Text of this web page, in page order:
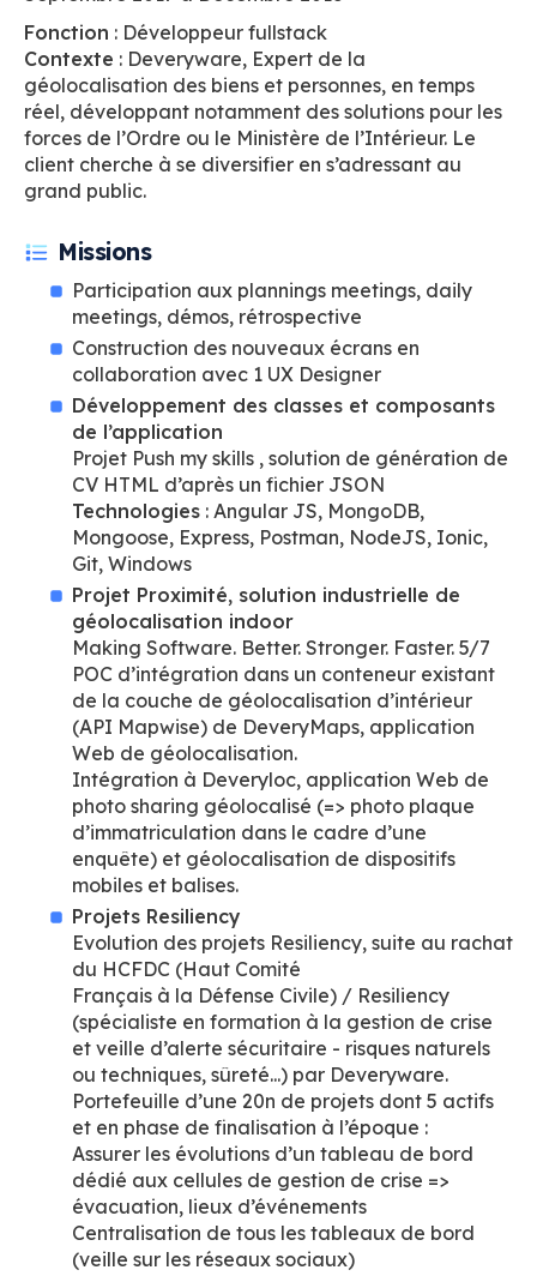
Fonction : Développeur fullstack
Contexte : Deveryware, Expert de la
géolocalisation des biens et personnes, en temps
réel, développant notamment des solutions pour les
forces de l’Ordre ou le Ministère de l’Intérieur. Le
client cherche à se diversifier en s’adressant au
grand public.
Missions
Participation aux plannings meetings, daily
meetings, démos, rétrospective
Construction des nouveaux écrans en
collaboration avec 1 UX Designer
Développement des classes et composants
de l’application
Projet Push my skills , solution de génération de
CV HTML d’après un fichier JSON
Technologies : Angular JS, MongoDB,
Mongoose, Express, Postman, NodeJS, Ionic,
Git, Windows
Projet Proximité, solution industrielle de
géolocalisation indoor
Making Software. Better. Stronger. Faster. 5/7
POC d’intégration dans un conteneur existant
de la couche de géolocalisation d’intérieur
(API Mapwise) de DeveryMaps, application
Web de géolocalisation.
Intégration à Deveryloc, application Web de
photo sharing géolocalisé (=> photo plaque
d’immatriculation dans le cadre d’une
enquête) et géolocalisation de dispositifs
mobiles et balises.
Projets Resiliency
Evolution des projets Resiliency, suite au rachat
du HCFDC (Haut Comité
Français à la Défense Civile) / Resiliency
(spécialiste en formation à la gestion de crise
et veille d’alerte sécuritaire - risques naturels
ou techniques, sûreté...) par Deveryware.
Portefeuille d’une 20n de projets dont 5 actifs
et en phase de finalisation à l’époque :
Assurer les évolutions d’un tableau de bord
dédié aux cellules de gestion de crise =>
évacuation, lieux d’événements
Centralisation de tous les tableaux de bord
(veille sur les réseaux sociaux)